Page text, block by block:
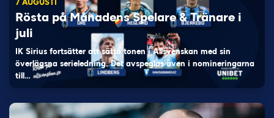
7 AUGUSTI
Rösta på Månadens Spelare & Tränare i
juli
IK Sirius fortsätter att sätta tonen i Allsvenskan med sin
överlägsna serieledning. Det avspeglas även i nomineringarna
till…